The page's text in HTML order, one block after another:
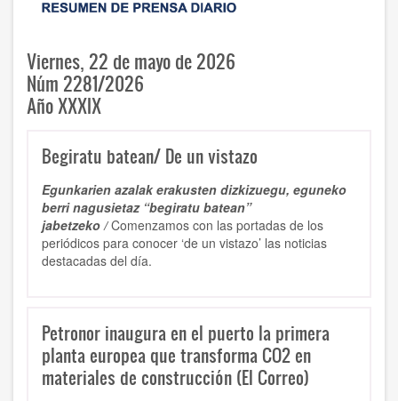
Viernes, 22 de mayo de 2026
Núm 2281/2026
Año XXXIX
Begiratu batean/ De un vistazo
Egunkarien azalak erakusten dizkizuegu, eguneko
berri nagusietaz “begiratu batean”
jabetzeko /Comenzamos con las portadas de los
periódicos para conocer ‘de un vistazo’ las noticias
destacadas del día.
Petronor inaugura en el puerto la primera
planta europea que transforma CO2 en
materiales de construcción (El Correo)